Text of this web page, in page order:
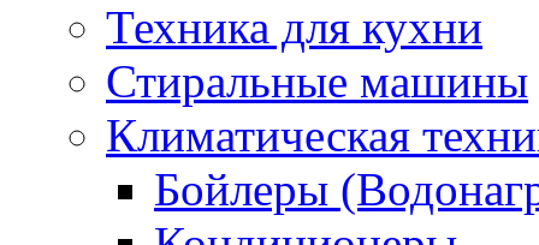
Техника для кухни
Стиральные машины
Климатическая
Бойлеры